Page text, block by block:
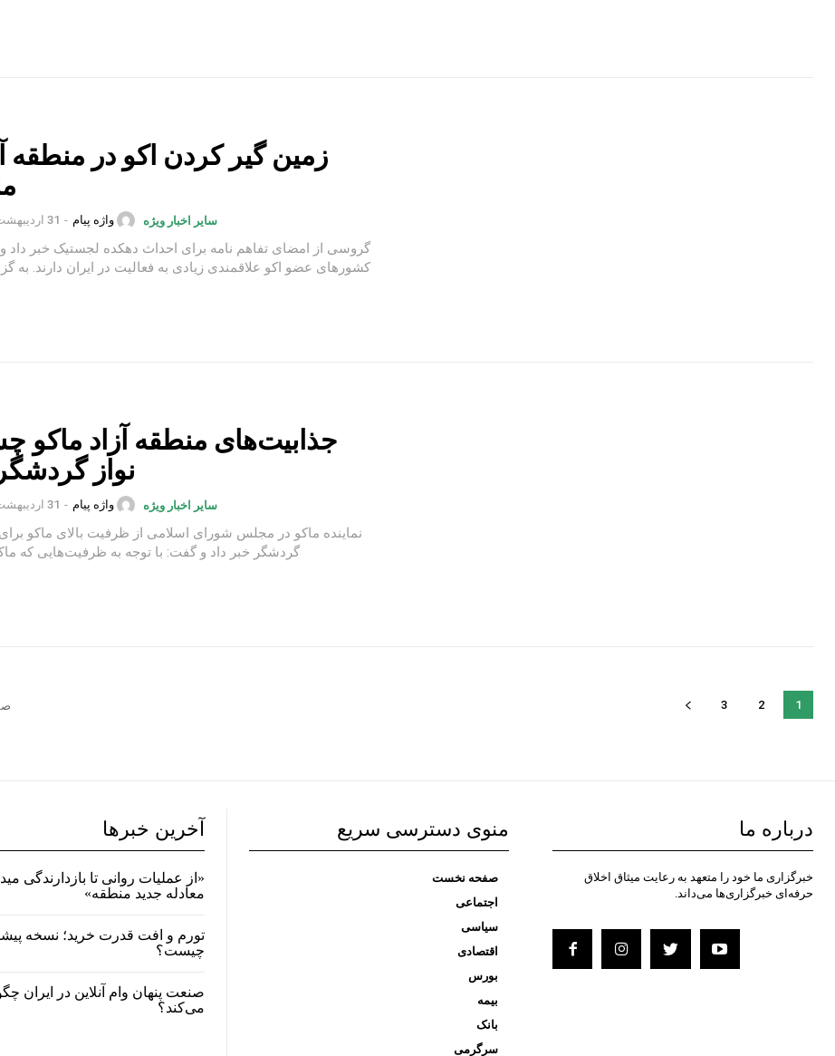
زمین گیر کردن اکو در منطقه
سایر اخبار ویژه واژه پیام - 31 اردیبهشت 1402
گروسی از امضای تفاهم نامه برای احداث دهکده لجستیک خبر داد
کشورهای عضو اکو علاقمندی زیادی به فعالیت در ایران دارند. به گزارش...
جذابیت‌های منطقه آزاد ماکو
نواز
سایر اخبار ویژه واژه پیام - 31 اردیبهشت 1402
نماینده ماکو در مجلس شورای اسلامی از ظرفیت بالای ماکو
گردشگر خبر داد و گفت: با توجه به ظرفیت‌هایی که
1
2
3
درباره ما
خبرگزاری ما خود را متعهد به رعایت میثاق اخلاق
حرفه‌ای خبرگزاری‌ها می‌داند.
منوی دسترسی سریع
صفحه نخست
اجتماعی
سیاسی
اقتصادی
بورس
بیمه
بانک
سرگرمی
آخرین خبرها
«از عملیات روانی تا بازدارندگی
معادله جدید منطقه»
تورم و افت قدرت خرید؛ نسخه
چیست؟
صنعت پنهان وام آنلاین در ایران
می‌کند؟